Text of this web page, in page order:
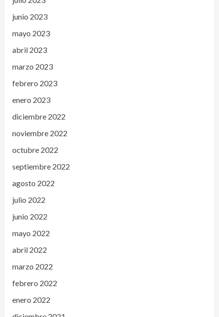
junio 2023
mayo 2023
abril 2023
marzo 2023
febrero 2023
enero 2023
diciembre 2022
noviembre 2022
octubre 2022
septiembre 2022
agosto 2022
julio 2022
junio 2022
mayo 2022
abril 2022
marzo 2022
febrero 2022
enero 2022